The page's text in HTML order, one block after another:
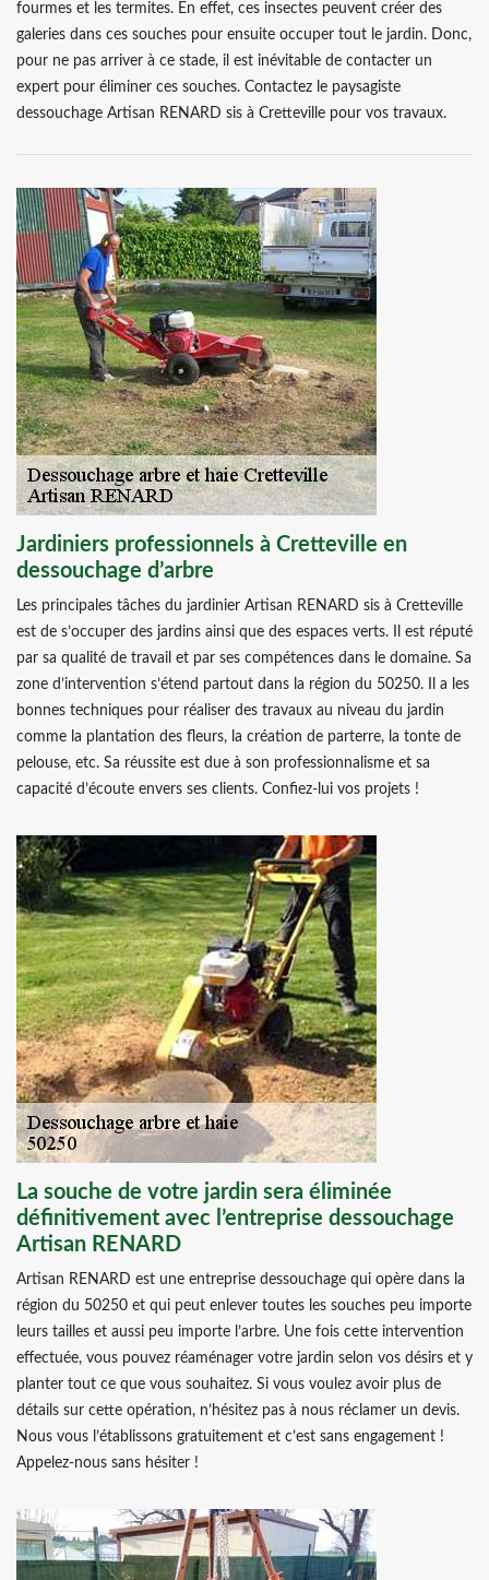
fourmes et les termites. En effet, ces insectes peuvent créer des
galeries dans ces souches pour ensuite occuper tout le jardin. Donc,
pour ne pas arriver à ce stade, il est inévitable de contacter un
expert pour éliminer ces souches. Contactez le paysagiste
dessouchage Artisan RENARD sis à Cretteville pour vos travaux.
Jardiniers professionnels à Cretteville en
dessouchage d’arbre
Les principales tâches du jardinier Artisan RENARD sis à Cretteville
est de s’occuper des jardins ainsi que des espaces verts. Il est réputé
par sa qualité de travail et par ses compétences dans le domaine. Sa
zone d’intervention s’étend partout dans la région du 50250. Il a les
bonnes techniques pour réaliser des travaux au niveau du jardin
comme la plantation des fleurs, la création de parterre, la tonte de
pelouse, etc. Sa réussite est due à son professionnalisme et sa
capacité d’écoute envers ses clients. Confiez-lui vos projets !
La souche de votre jardin sera éliminée
définitivement avec l’entreprise dessouchage
Artisan RENARD
Artisan RENARD est une entreprise dessouchage qui opère dans la
région du 50250 et qui peut enlever toutes les souches peu importe
leurs tailles et aussi peu importe l’arbre. Une fois cette intervention
effectuée, vous pouvez réaménager votre jardin selon vos désirs et y
planter tout ce que vous souhaitez. Si vous voulez avoir plus de
détails sur cette opération, n’hésitez pas à nous réclamer un devis.
Nous vous l’établissons gratuitement et c’est sans engagement !
Appelez-nous sans hésiter !